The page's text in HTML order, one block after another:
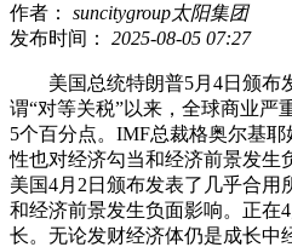
作者： suncitygroup太阳集团
发布时间： 2025-08-05 07:27
美国总统特朗普5月4日颁布发
谓“对等关税”以来，全球商业严
5个百分点。IMF总裁格奥尔基
性也对经济勾当和经济前景发生
美国4月2日颁布发表了几乎合
和经济前景发生负面影响。正在
长。无论发财经济体仍是成长中